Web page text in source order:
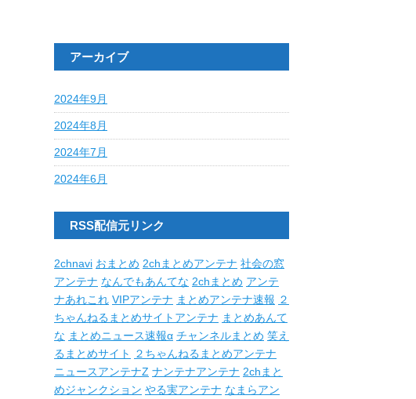
アーカイブ
2024年9月
2024年8月
2024年7月
2024年6月
RSS配信元リンク
2chnavi おまとめ 2chまとめアンテナ 社会の窓
アンテナ なんでもあんてな 2chまとめ アンテ
ナあれこれ VIPアンテナ まとめアンテナ速報 ２
ちゃんねるまとめサイトアンテナ まとめあんて
な まとめニュース速報α チャンネルまとめ 笑え
るまとめサイト
２ちゃんねるまとめアンテナ
ニュースアンテナZ ナンテナアンテナ 2chまと
めジャンクション やる実アンテナ なまらアン